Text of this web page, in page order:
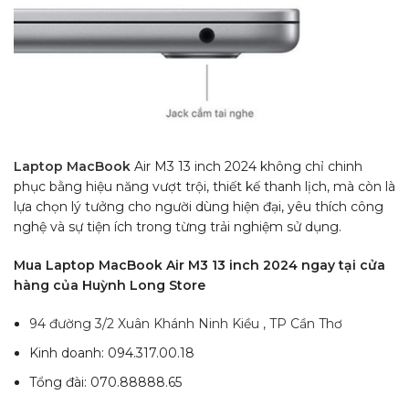
Laptop MacBook Air M3 13 inch 2024 không chỉ chinh
phục bằng hiệu năng vượt trội, thiết kế thanh lịch, mà còn là
lựa chọn lý tưởng cho người dùng hiện đại, yêu thích công
nghệ và sự tiện ích trong từng trải nghiệm sử dụng.
Mua Laptop MacBook Air M3 13 inch 2024 ngay tại cửa
hàng của Huỳnh Long Store
94 đường 3/2 Xuân Khánh Ninh Kiều , TP Cần Thơ
Kinh doanh: 094.317.00.18
Tổng đài: 070.88888.65